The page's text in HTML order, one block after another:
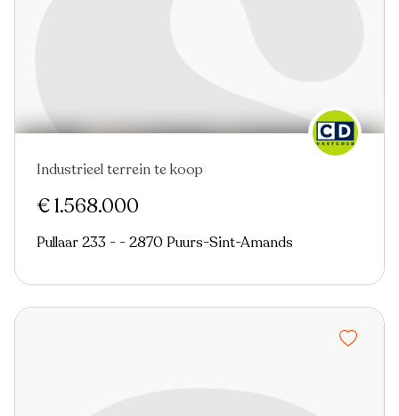
Industrieel terrein te koop
€ 1.568.000
Pullaar 233 - - 2870 Puurs-Sint-Amands